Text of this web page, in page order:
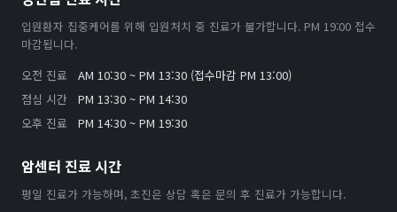
입원환자 집중케어를 위해 입원처치 중 진료가 불가합니다. PM 19:00 접수
마감됩니다.
오전 진료
AM 10:30 ~ PM 13:30 (접수마감 PM 13:00)
점심 시간
PM 13:30 ~ PM 14:30
오후 진료
PM 14:30 ~ PM 19:30
암센터 진료 시간
평일 진료가 가능하며, 초진은 상담 혹은 문의 후 진료가 가능합니다.